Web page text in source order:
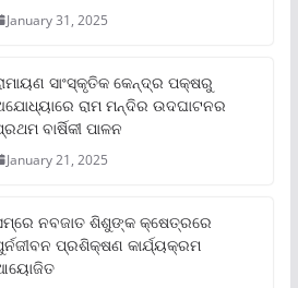
January 31, 2025
ସାଂସ୍କୃତିକ କେନ୍ଦ୍ର ପକ୍ଷରୁ
ରାମ ମନ୍ଦିର ଉଦଘାଟନର
ବାର୍ଷିକୀ ପାଳନ
January 21, 2025
ନବଜାତ ଶିଶୁଙ୍କ କ୍ଷେତ୍ରରେ
ପ୍ରଶିକ୍ଷଣ କାର୍ଯ୍ୟକ୍ରମ